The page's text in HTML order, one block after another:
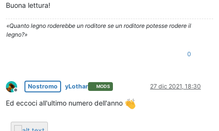
Buona lettura!
«Quanto legno roderebbe un roditore se un roditore potesse rodere il
legno?»
0
Non in linea
Nostromo yLothar MODS 27 dic 2021, 18:30
Ed eccoci all'ultimo numero dell'anno